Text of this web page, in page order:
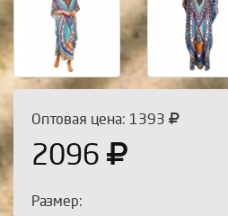
Оптовая цена: 1393
2096
Размер: